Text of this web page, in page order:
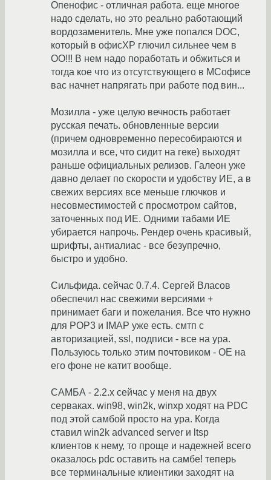
Опенофис - отличная работа. еще многое
надо сделать, но это реально работающий
вордозаменитель. Мне уже попался DOC,
который в офисXP глючил сильнее чем в
ОО!!! В нем надо поработать и обжиться и
тогда кое что из отсутствующего в МСофисе
вас начнет напрягать при работе под вин...
Мозилла - уже целую вечность работает
русская печать. обновленные версии
(причем одновременно пересобираются и
мозилла и все, что сидит на геке) выходят
раньше официальных релизов. Галеон уже
давно делает по скорости и удобству ИЕ, а в
свежих версиях все меньше глючков и
несовместимостей с просмотром сайтов,
заточенных под ИЕ. Одними табами ИЕ
убирается напрочь. Рендер очень красивый,
шрифты, антиалиас - все безупречно,
быстро и удобно.
Сильфида. сейчас 0.7.4. Сергей Власов
обеспечил нас свежими версиями +
принимает баги и пожелания. Все что нужно
для POP3 и IMAP уже есть. смтп с
авторизацией, ssl, подписи - все на ура.
Пользуюсь только этим почтовиком - ОЕ на
его фоне не катит вообще.
САМБА - 2.2.x сейчас у меня на двух
серваках. win98, win2k, winxp ходят на PDC
под этой самбой просто на ура. Когда
ставил win2k advanced server и ltsp
клиентов к нему, то проще и надежней всего
оказалось pdc оставить на самбе! теперь
все терминальные клиентики заходят на